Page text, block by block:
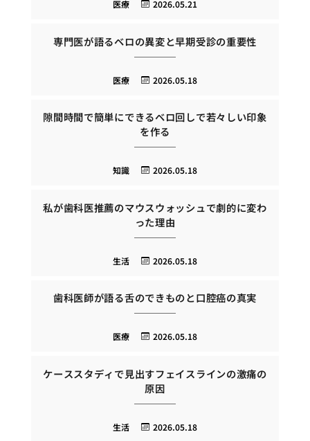
2026.05.21
医療
専門医が語るベロの異変と早期受診の重要性
2026.05.18
医療
隙間時間で簡単にできるベロ回しで若々しい印象
を作る
2026.05.18
知識
私が歯科医推薦のマウスウォッシュで劇的に変わ
った理由
2026.05.18
生活
歯科医師が語る舌のできものと口腔癌の真実
2026.05.18
医療
ケーススタディで見出すフェイスラインの激痛の
原因
2026.05.18
生活